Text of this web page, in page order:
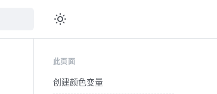
此页面
创建颜色变量